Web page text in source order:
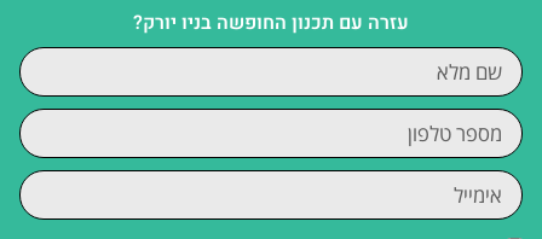
עזרה עם תכנון החופשה בניו יורק?